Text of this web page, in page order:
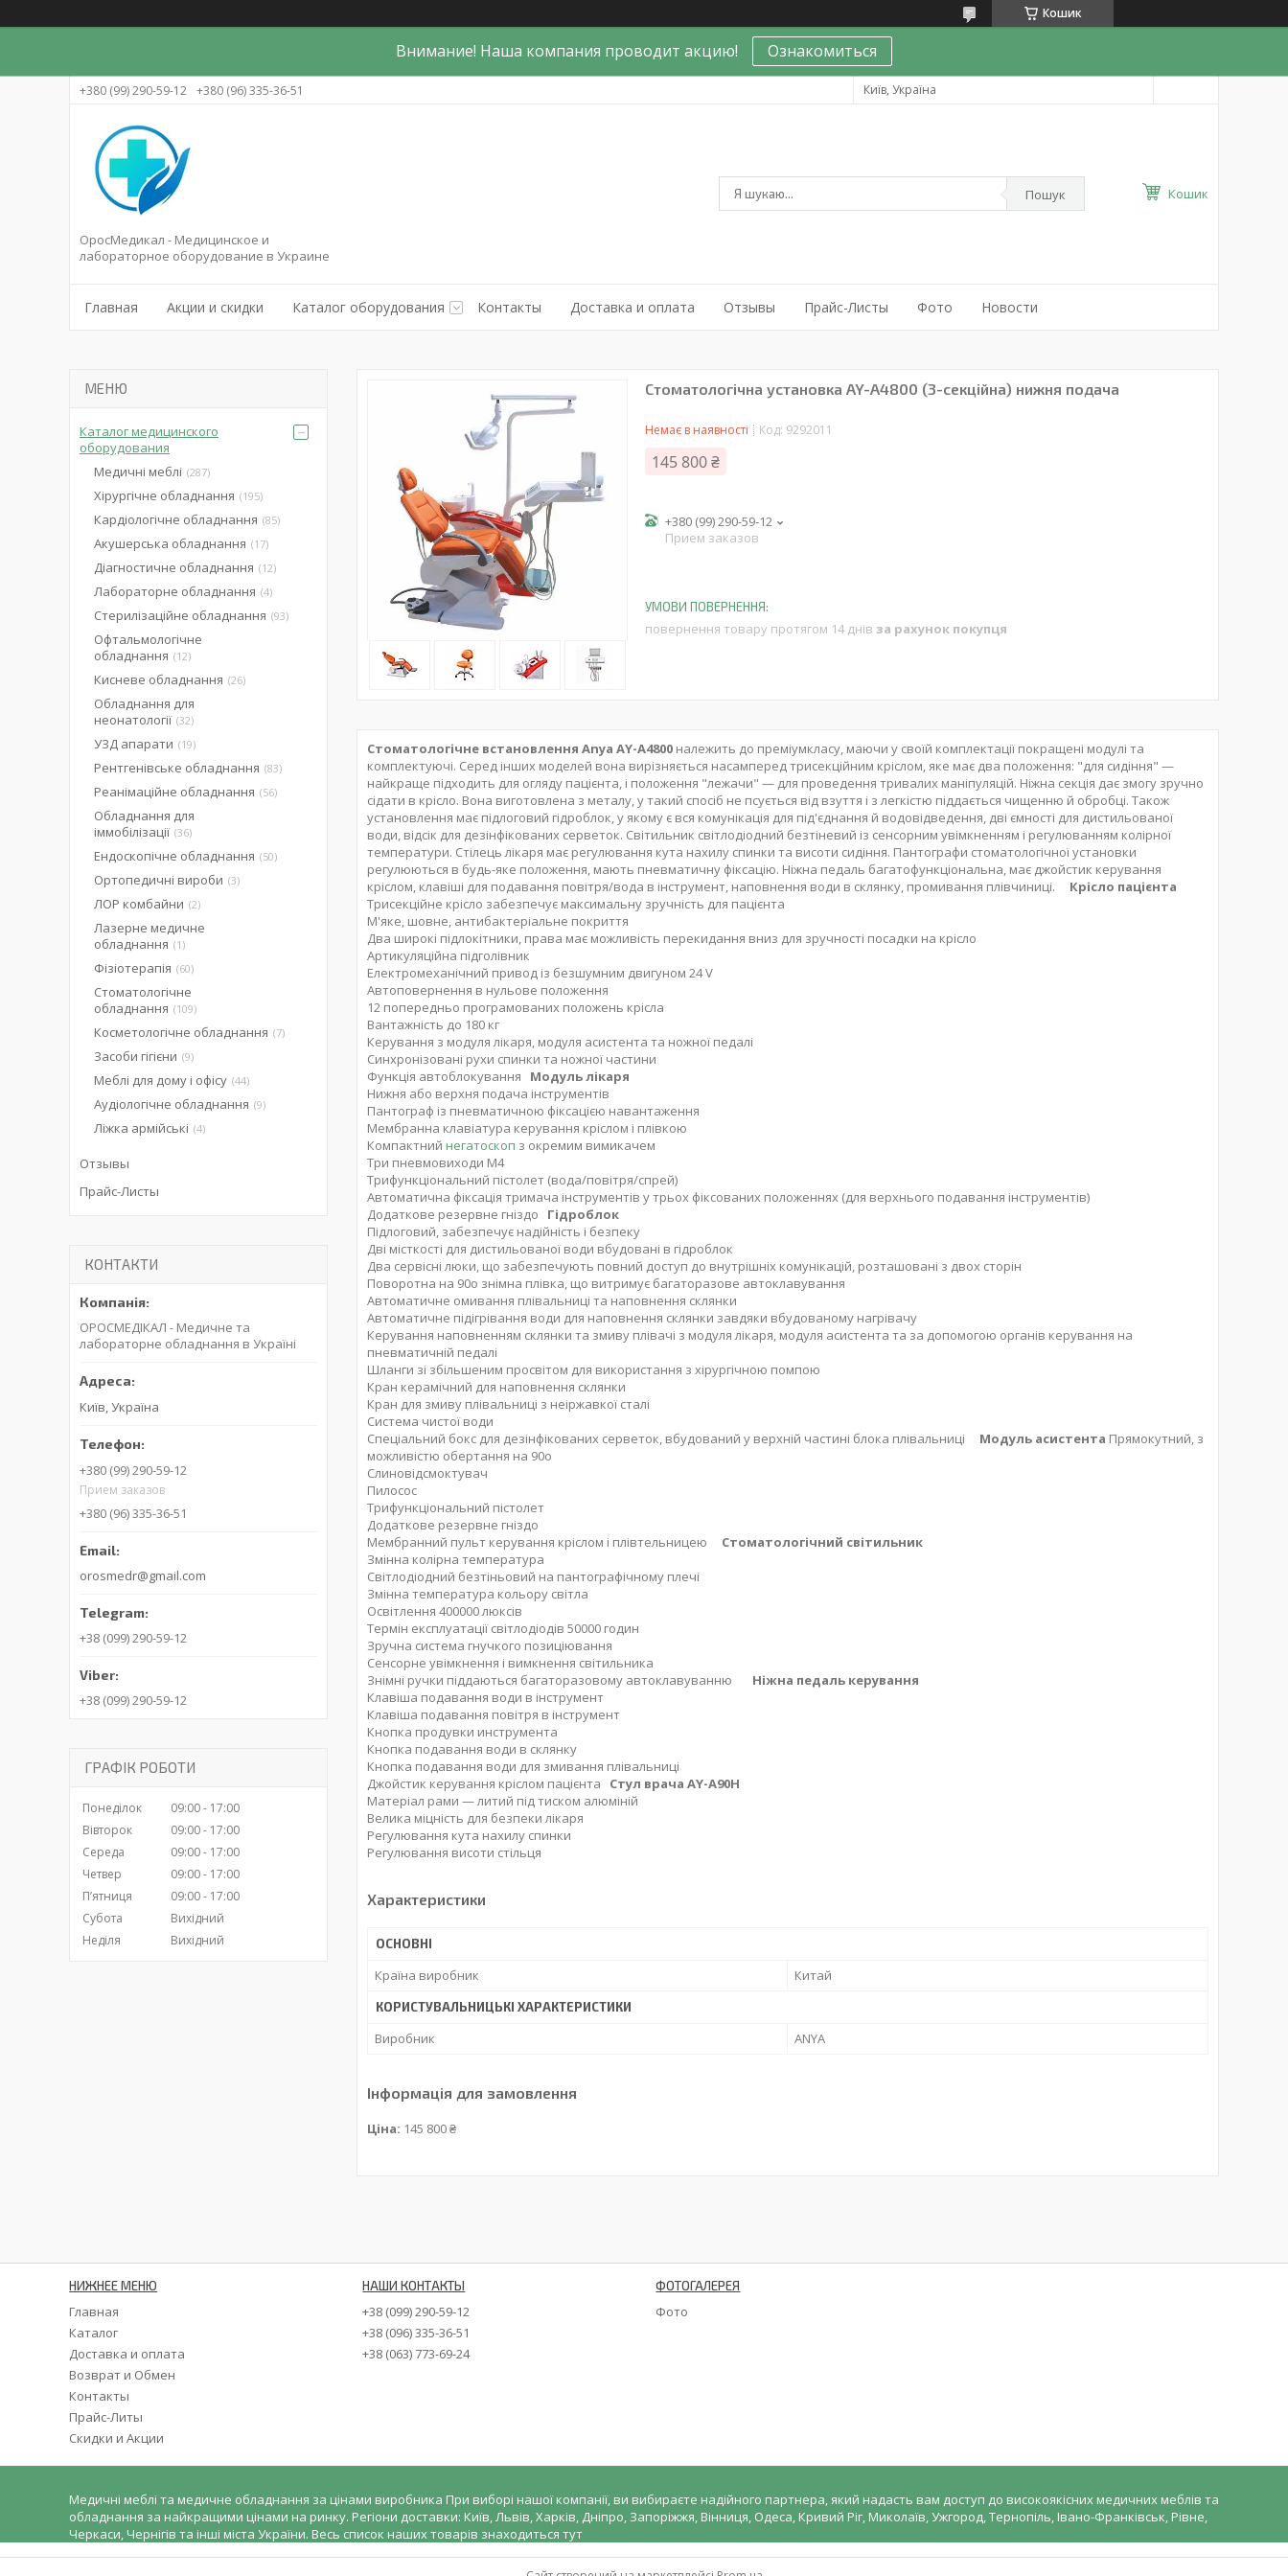
Кошик
Внимание! Наша компания проводит акцию! Ознакомиться
+380 (99) 290-59-12 +380 (96) 335-36-51 Київ, Україна
ОросМедикал - Медицинское и
лабораторное оборудование в Украине
Пошук Кошик
Главная Акции и скидки Каталог оборудования Контакты Доставка и оплата Отзывы Прайс-Листы Фото Новости
Стоматологічна установка AY-A4800 (3-секційна) нижня подача
Немає в наявності Код: 9292011
145 800 ₴
+380 (99) 290-59-12
Прием заказов
повернення товару протягом 14 днів за рахунок покупця
Стоматологічне встановлення Anya AY-A4800 належить до преміумкласу, маючи у своїй комплектації покращені модулі та
комплектуючі. Серед інших моделей вона вирізняється насамперед трисекційним кріслом, яке має два положення: "для сидіння" —
найкраще підходить для огляду пацієнта, і положення "лежачи" — для проведення тривалих маніпуляцій. Ніжна секція дає змогу зручно
сідати в крісло. Вона виготовлена з металу, у такий спосіб не псується від взуття і з легкістю піддається чищенню й обробці. Також
установлення має підлоговий гідроблок, у якому є вся комунікація для під'єднання й водовідведення, дві ємності для дистильованої
води, відсік для дезінфікованих серветок. Світильник світлодіодний безтіневий із сенсорним увімкненням і регулюванням колірної
температури. Стілець лікаря має регулювання кута нахилу спинки та висоти сидіння. Пантографи стоматологічної установки
регулюються в будь-яке положення, мають пневматичну фіксацію. Ніжна педаль багатофункціональна, має джойстик керування
кріслом, клавіші для подавання повітря/вода в інструмент, наповнення води в склянку, промивання плівчиниці. Крісло пацієнта
Трисекційне крісло забезпечує максимальну зручність для пацієнта
М'яке, шовне, антибактеріальне покриття
Два широкі підлокітники, права має можливість перекидання вниз для зручності посадки на крісло
Артикуляційна підголівник
Електромеханічний привод із безшумним двигуном 24 V
Автоповернення в нульове положення
12 попередньо програмованих положень крісла
Вантажність до 180 кг
Керування з модуля лікаря, модуля асистента та ножної педалі
Синхронізовані рухи спинки та ножної частини
Функція автоблокування Модуль лікаря
Нижня або верхня подача інструментів
Пантограф із пневматичною фіксацією навантаження
Мембранна клавіатура керування кріслом і плівкою
Компактний негатоскоп з окремим вимикачем
Три пневмовиходи М4
Трифункціональний пістолет (вода/повітря/спрей)
Автоматична фіксація тримача інструментів у трьох фіксованих положеннях (для верхнього подавання інструментів)
Додаткове резервне гніздо Гідроблок
Підлоговий, забезпечує надійність і безпеку
Дві місткості для дистильованої води вбудовані в гідроблок
Два сервісні люки, що забезпечують повний доступ до внутрішніх комунікацій, розташовані з двох сторін
Поворотна на 90o знімна плівка, що витримує багаторазове автоклавування
Автоматичне омивання плівальниці та наповнення склянки
Автоматичне підігрівання води для наповнення склянки завдяки вбудованому нагрівачу
Керування наповненням склянки та змиву плівачі з модуля лікаря, модуля асистента та за допомогою органів керування на
пневматичній педалі
Шланги зі збільшеним просвітом для використання з хірургічною помпою
Кран керамічний для наповнення склянки
Кран для змиву плівальниці з неіржавкої сталі
Система чистої води
Спеціальний бокс для дезінфікованих серветок, вбудований у верхній частині блока плівальниці Модуль асистента Прямокутний, з
можливістю обертання на 90o
Слиновідсмоктувач
Пилосос
Трифункціональний пістолет
Додаткове резервне гніздо
Мембранний пульт керування кріслом і плівтельницею Стоматологічний світильник
Змінна колірна температура
Світлодіодний безтіньовий на пантографічному плечі
Змінна температура кольору світла
Освітлення 400000 люксів
Термін експлуатації світлодіодів 50000 годин
Зручна система гнучкого позиціювання
Сенсорне увімкнення і вимкнення світильника
Знімні ручки піддаються багаторазовому автоклавуванню Ніжна педаль керування
Клавіша подавання води в інструмент
Клавіша подавання повітря в інструмент
Кнопка продувки инструмента
Кнопка подавання води в склянку
Кнопка подавання води для змивання плівальниці
Джойстик керування кріслом пацієнта Стул врача AY-A90H
Матеріал рами — литий під тиском алюміній
Велика міцність для безпеки лікаря
Регулювання кута нахилу спинки
Регулювання висоти стільця
Характеристики
ОСНОВНІ
Країна виробник Китай
КОРИСТУВАЛЬНИЦЬКІ ХАРАКТЕРИСТИКИ
Виробник ANYA
Інформація для замовлення
Ціна: 145 800 ₴
Каталог медицинского
оборудования
Медичні меблі 287
Хірургічне обладнання 195
Кардіологічне обладнання 85
Акушерська обладнання 17
Діагностичне обладнання 12
Лабораторне обладнання 4
Стерилізаційне обладнання 93
Офтальмологічне
обладнання
12
Кисневе обладнання 26
Обладнання для
неонатології 32
УЗД апарати 19
Рентгенівське обладнання 83
Реанімаційне обладнання 56
Обладнання для
іммобілізації 36
Ендоскопічне обладнання 50
Ортопедичні вироби 3
ЛОР комбайни 2
Лазерне медичне
обладнання
1
Фізіотерапія 60
Стоматологічне
обладнання
109
Косметологічне обладнання 7
Засоби гігієни 9
Меблі для дому і офісу 44
Аудіологічне обладнання 9
Ліжка армійські 4
Отзывы
Прайс-Листы
КОНТАКТИ
ОРОСМЕДІКАЛ - Медичне та
лабораторне обладнання в Україні
Київ, Україна
+380 (99) 290-59-12
Прием заказов
+380 (96) 335-36-51
orosmedr@gmail.com
+38 (099) 290-59-12
+38 (099) 290-59-12
ГРАФІК РОБОТИ
Понеділок 09:00
17:00
Вівторок
09:00
17:00
Середа
09:00
17:00
Четвер
09:00
17:00
Пʼятниця
09:00
17:00
Субота
Вихідний
Неділя
Вихідний
НИЖНЕЕ МЕНЮ
Главная
Каталог
Доставка и оплата
Возврат и Обмен
Контакты
Прайс-Литы
Скидки и Акции
НАШИ КОНТАКТЫ
+38 (099) 290-59-12
+38 (096) 335-36-51
+38 (063) 773-69-24
ФОТОГАЛЕРЕЯ
Фото
Медичні меблі та медичне обладнання за цінами виробника При виборі нашої компанії, ви вибираєте надійного партнера, який надасть вам доступ до високоякісних медичних меблів та
обладнання за найкращими цінами на ринку. Регіони доставки: Київ, Львів, Харків, Дніпро, Запоріжжя, Вінниця, Одеса, Кривий Ріг, Миколаїв, Ужгород, Тернопіль, Івано-Франківськ, Рівне,
Черкаси, Чернігів та інші міста України. Весь список наших товарів знаходиться тут